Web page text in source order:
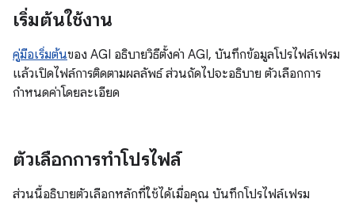
เริ่มต้นใช้งาน
คู่มือเริ่มต้นของ AGI อธิบายวิธีตั้งค่า AGI, บันทึกข้อมูลโปรไฟล์เฟรม
แล้วเปิดไฟล์การติดตามผลลัพธ์ ส่วนถัดไปจะอธิบาย ตัวเลือกการ
กำหนดค่าโดยละเอียด
ตัวเลือกการทำโปรไฟล์
ส่วนนี้อธิบายตัวเลือกหลักที่ใช้ได้เมื่อคุณ บันทึกโปรไฟล์เฟรม